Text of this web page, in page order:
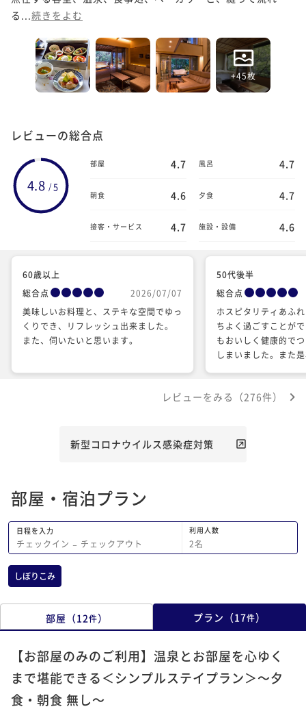
る... 続きをよむ
+45枚
レビューの総合点
4.8 / 5
部屋 4.7 風呂 4.7
朝食 4.6 夕食 4.7
接客・サービス 4.7 施設・設備 4.6
60歳以上
総合点
2026/07/07
美味しいお料理と、ステキな空間でゆっ
くりでき、リフレッシュ出来ました。
また、伺いたいと思います。
50代後半
総合点
ホスピタリティあふ
ちよく過ごすことが
もおいしく健康的で
しまいました。また
レビューをみる（276件）
新型コロナウイルス感染症対策
部屋・宿泊プラン
日程を入力
チェックイン − チェックアウト
利用人数
2名
しぼりこみ
部屋 （12件） プラン （17件）
【お部屋のみのご利用】温泉とお部屋を心ゆく
まで堪能できる＜シンプルステイプラン＞～夕
食・朝食 無し～